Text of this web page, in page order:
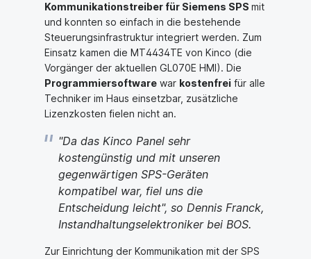
Kommunikationstreiber für Siemens SPS mit
und konnten so einfach in die bestehende
Steuerungsinfrastruktur integriert werden. Zum
Einsatz kamen die MT4434TE von Kinco (die
Vorgänger der aktuellen GL070E HMI). Die
Programmiersoftware war kostenfrei für alle
Techniker im Haus einsetzbar, zusätzliche
Lizenzkosten fielen nicht an.
"Da das Kinco Panel sehr
kostengünstig und mit unseren
gegenwärtigen SPS-Geräten
kompatibel war, fiel uns die
Entscheidung leicht", so Dennis Franck,
Instandhaltungselektroniker bei BOS.
Zur Einrichtung der Kommunikation mit der SPS